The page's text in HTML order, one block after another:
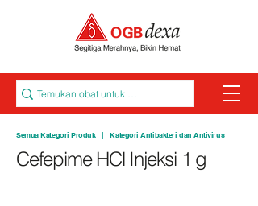
Semua Kategori Produk |Kategori Antibakteri dan Antivirus
Cefepime HCl Injeksi 1 g